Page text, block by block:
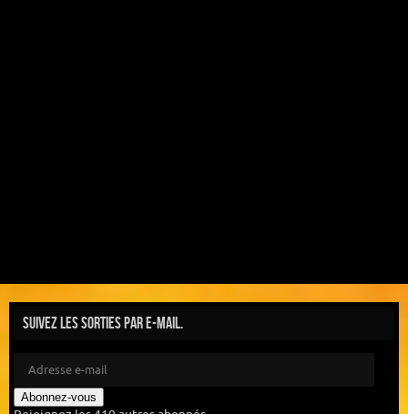
Suivez les sorties par e-mail.
Abonnez-vous